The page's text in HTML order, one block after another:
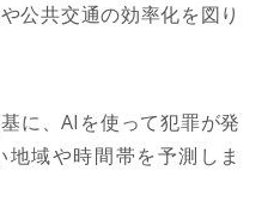
公共交通の効率化を図り
に、AIを使って犯罪が発
域や時間帯を予測しま